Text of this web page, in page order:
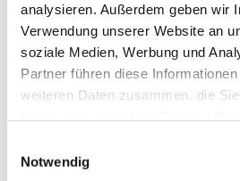
analysieren. Außerdem geben wir
Verwendung unserer Website an
soziale Medien, Werbung und
Partner führen diese
weiteren Daten zusammen, die
Notwendig
Dies könnte